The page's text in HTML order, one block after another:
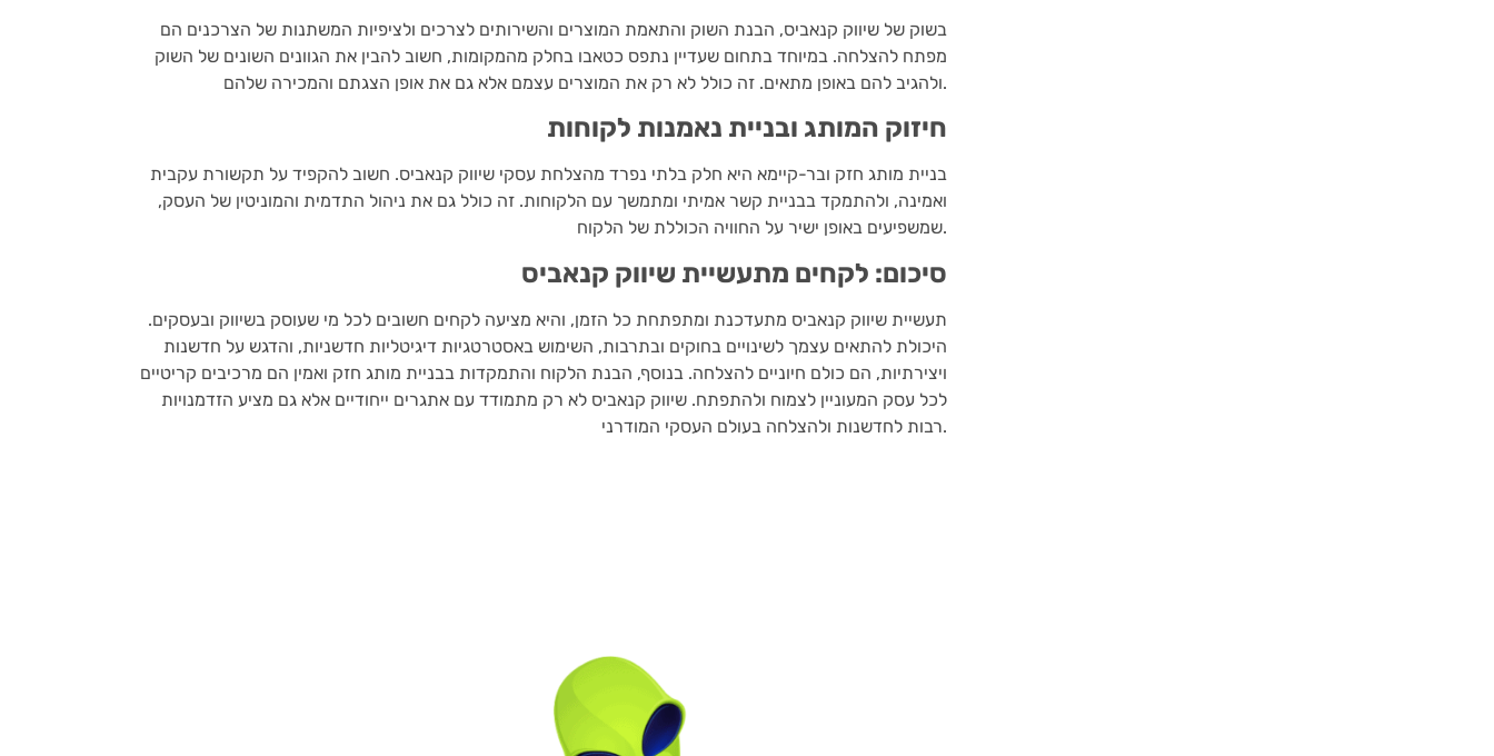
בשוק של שיווק קנאביס, הבנת השוק והתאמת המוצרים והשירותים לצרכים ולציפיות המשתנות של הצרכנים הם
מפתח להצלחה. במיוחד בתחום שעדיין נתפס כטאבו בחלק מהמקומות, חשוב להבין את הגוונים השונים של השוק
ולהגיב להם באופן מתאים. זה כולל לא רק את המוצרים עצמם אלא גם את אופן הצגתם והמכירה שלהם.
חיזוק המותג ובניית נאמנות לקוחות
בניית מותג חזק ובר-קיימא היא חלק בלתי נפרד מהצלחת עסקי שיווק קנאביס. חשוב להקפיד על תקשורת עקבית
ואמינה, ולהתמקד בבניית קשר אמיתי ומתמשך עם הלקוחות. זה כולל גם את ניהול התדמית והמוניטין של העסק,
שמשפיעים באופן ישיר על החוויה הכוללת של הלקוח.
סיכום: לקחים מתעשיית שיווק קנאביס
תעשיית שיווק קנאביס מתעדכנת ומתפתחת כל הזמן, והיא מציעה לקחים חשובים לכל מי שעוסק בשיווק ובעסקים.
היכולת להתאים עצמך לשינויים בחוקים ובתרבות, השימוש באסטרטגיות דיגיטליות חדשניות, והדגש על חדשנות
ויצירתיות, הם כולם חיוניים להצלחה. בנוסף, הבנת הלקוח והתמקדות בבניית מותג חזק ואמין הם מרכיבים קריטיים
לכל עסק המעוניין לצמוח ולהתפתח. שיווק קנאביס לא רק מתמודד עם אתגרים ייחודיים אלא גם מציע הזדמנויות
רבות לחדשנות ולהצלחה בעולם העסקי המודרני.